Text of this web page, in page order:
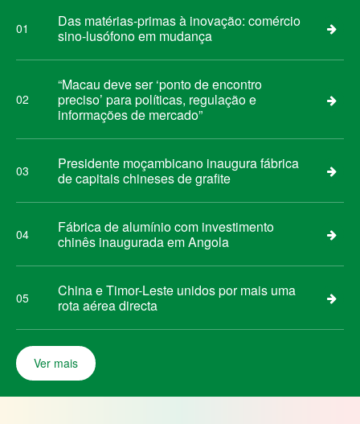
01
Das matérias-primas à inovação: comércio
sino-lusófono em mudança
02
“Macau deve ser ‘ponto de encontro
preciso’ para políticas, regulação e
informações de mercado”
03
Presidente moçambicano inaugura fábrica
de capitais chineses de grafite
04
Fábrica de alumínio com investimento
chinês inaugurada em Angola
05
China e Timor-Leste unidos por mais uma
rota aérea directa
Ver mais